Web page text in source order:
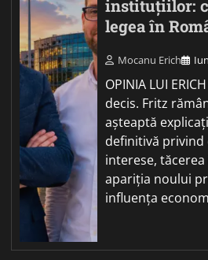
instituțiilor:
legea în
Mocanu Erich
OPINIA LUI
decis. Fritz
așteaptă
definitivă
interese,
apariția noului
influența